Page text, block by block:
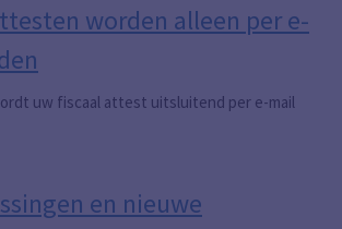
worden alleen per e-
uw fiscaal attest uitsluitend per e-mail
en nieuwe